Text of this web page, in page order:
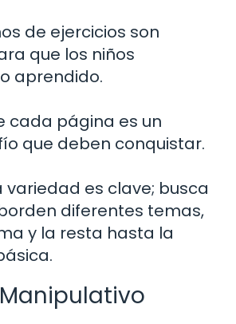
de ejercicios son
que los niños
aprendido.
cada página es un
que deben conquistar.
variedad es clave; busca
diferentes temas,
y la resta hasta la